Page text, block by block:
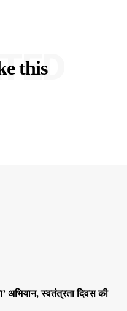
this
अभियान, स्वतंत्रता दिवस की